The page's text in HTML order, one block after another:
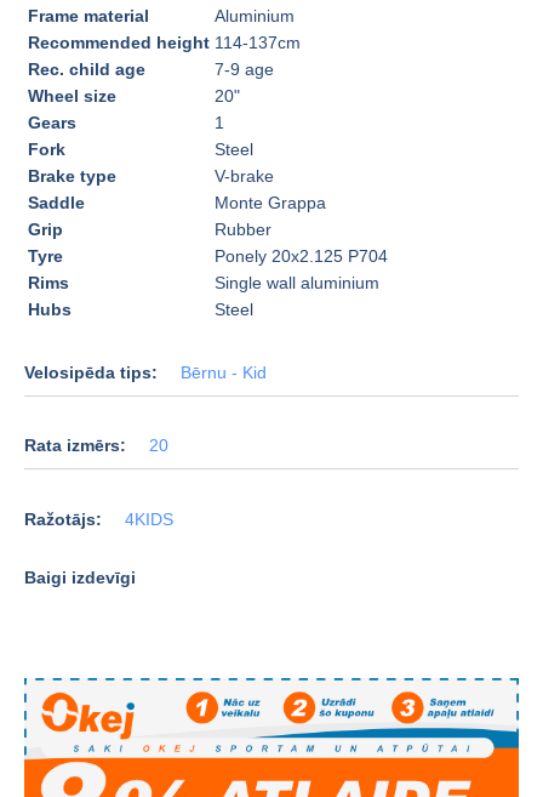
Frame material
Aluminium
Recommended height 114-137cm
Rec. child age
7-9 age
Wheel size
20"
Gears
1
Fork
Steel
Brake type
V-brake
Saddle
Monte Grappa
Grip
Rubber
Tyre
Ponely 20x2.125 P704
Rims
Single wall aluminium
Hubs
Steel
Velosipēda tips: Bērnu - Kid
Rata izmērs: 20
Ražotājs: 4KIDS
Baigi izdevīgi